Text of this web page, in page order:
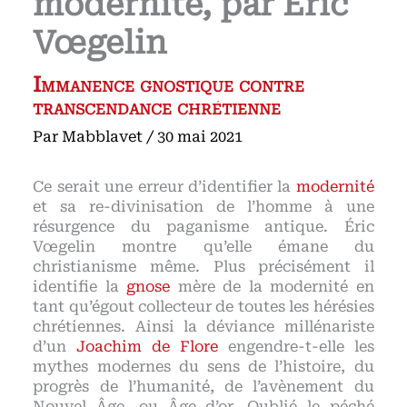
Vœgelin
Immanence gnostique contre
transcendance chrétienne
ParMabblavet /30 mai 2021
Ce serait une erreur d’identifier la modernité
et sa re-divinisation de l’homme à une
résurgence du paganisme antique. Éric
Vœgelin montre qu’elle émane du
christianisme même. Plus précisément il
identifie la gnose mère de la modernité en
tant qu’égout collecteur de toutes les hérésies
chrétiennes. Ainsi la déviance millénariste
d’unJoachim de Floreengendre-t-elle les
mythes modernes du sens de l’histoire, du
progrès de l’humanité, de l’avènement du